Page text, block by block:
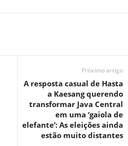
Próximo artigo
A resposta casual de Hasta
a Kaesang querendo
transformar Java Central
em uma ‘gaiola de
elefante’: As eleições ainda
estão muito distantes